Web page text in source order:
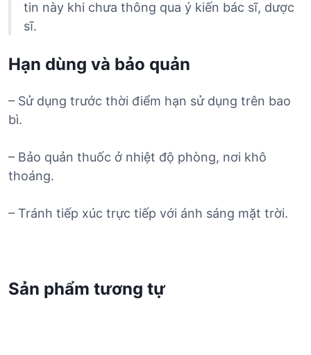
tin này khi chưa thông qua ý kiến bác sĩ, dược
sĩ.
Hạn dùng và bảo quản
– Sử dụng trước thời điểm hạn sử dụng trên bao
bì.
– Bảo quản thuốc ở nhiệt độ phòng, nơi khô
thoáng.
– Tránh tiếp xúc trực tiếp với ánh sáng mặt trời.
Sản phẩm tương tự